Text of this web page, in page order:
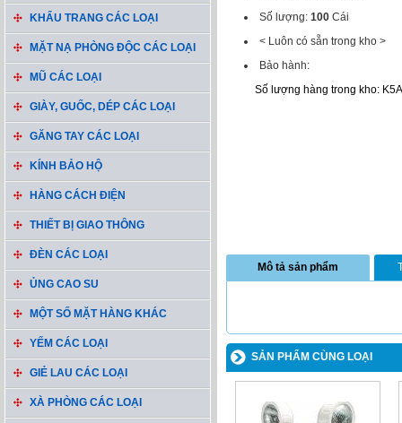
KHẨU TRANG CÁC LOẠI
MẶT NẠ PHÒNG ĐỘC CÁC LOẠI
MŨ CÁC LOẠI
GIÀY, GUỐC, DÉP CÁC LOẠI
GĂNG TAY CÁC LOẠI
KÍNH BẢO HỘ
HÀNG CÁCH ĐIỆN
THIẾT BỊ GIAO THÔNG
ĐÈN CÁC LOẠI
ỦNG CAO SU
MỘT SỐ MẶT HÀNG KHÁC
YẾM CÁC LOẠI
GIẺ LAU CÁC LOẠI
XÀ PHÒNG CÁC LOẠI
Số lượng: 100 Cái
< Luôn có sẵn trong kho >
Bảo hành:
Số lượng hàng trong kho: K5A
Mô tả sản phẩm
SẢN PHẨM CÙNG LOẠI